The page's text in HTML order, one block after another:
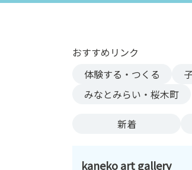
ン
おすすめリンク
体験する・つくる
みなとみらい・桜木町
新着
kaneko art gallery